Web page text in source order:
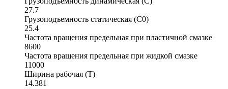
27.7
Грузоподъемность статическая (C0)
25.4
Частота вращения предельная при пластичной смазке
8600
Частота вращения предельная при жидкой смазке
11000
Ширина рабочая (T)
14.381